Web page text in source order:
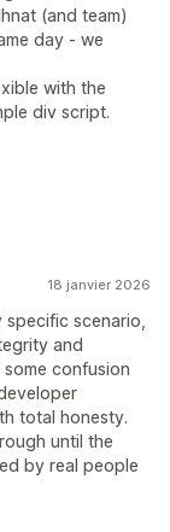
(and team)
day - we
with the
div script.
18 janvier 2026
specific scenario,
and
confusion
total honesty.
until the
by real people